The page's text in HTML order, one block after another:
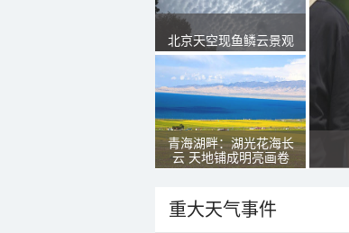
北京天空现鱼鳞云景观
青海湖畔：湖光花海长
云 天地铺成明亮画卷
重大天气事件